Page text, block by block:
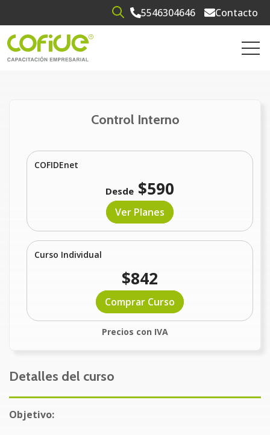
Open search5546304646 Contacto
Control Interno
Curso Individual
$842
Comprar Curso
COFIDEnet
Desde$590
Ver Planes
Precios con IVA
Detalles del curso
Objetivo: